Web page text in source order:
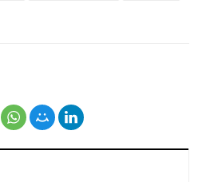
крупнейший благотворитель мира:
чтобы вы были обычными»: Безос